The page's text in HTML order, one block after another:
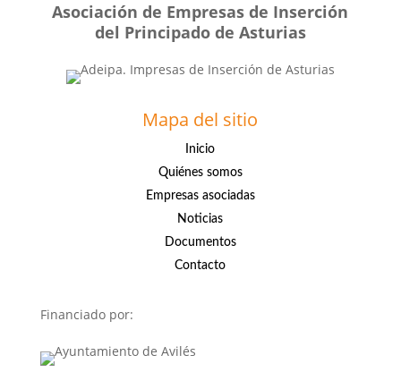
Asociación de Empresas de Inserción
del Principado de Asturias
Mapa del sitio
Inicio
Quiénes somos
Empresas asociadas
Noticias
Documentos
Contacto
Financiado por: